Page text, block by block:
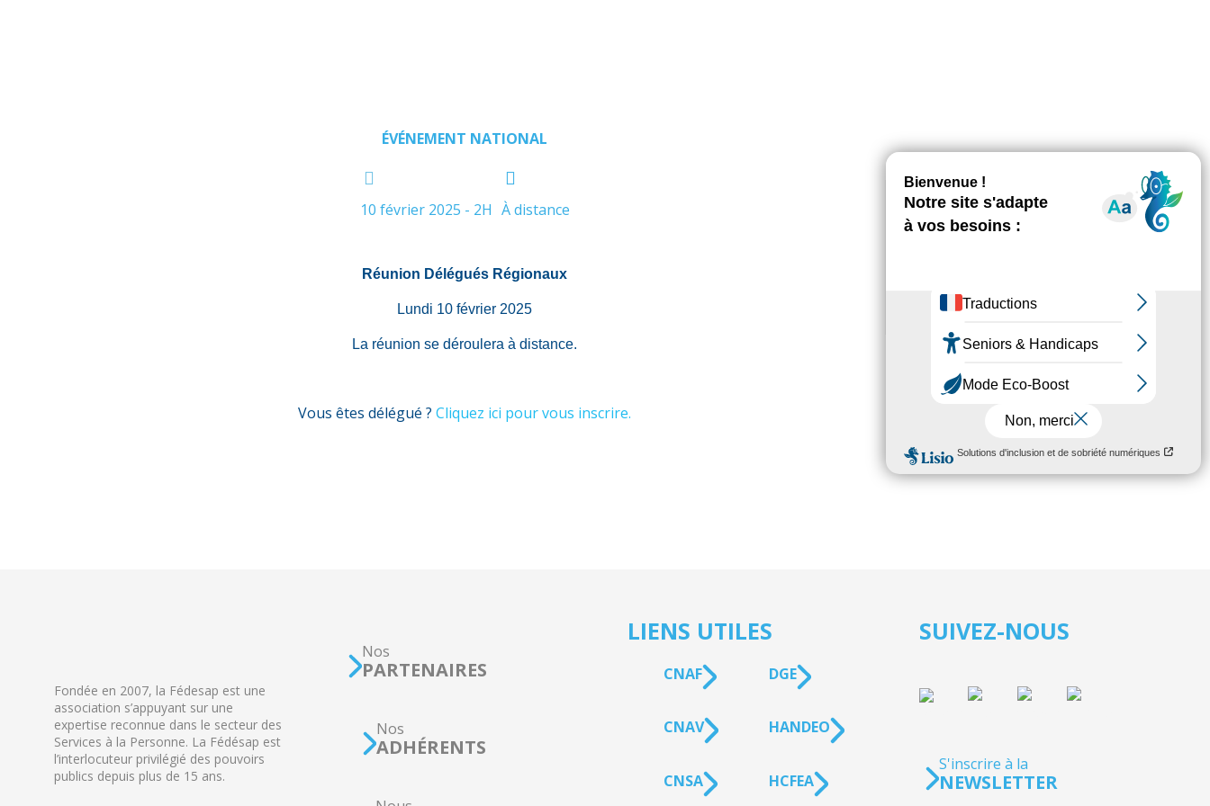
ÉVÉNEMENT NATIONAL
10 février 2025 - 2H À distance
Réunion Délégués Régionaux
Lundi 10 février 2025
La réunion se déroulera à distance.
Vous êtes délégué ?Cliquez ici pour vous inscrire.
Fondée en 2007, la Fédesap est une
association s’appuyant sur une
expertise reconnue dans le secteur des
Services à la Personne. La Fédésap est
l’interlocuteur privilégié des pouvoirs
publics depuis plus de 15 ans.
Nos
PARTENAIRES
Nos
ADHÉRENTS
LIENS UTILES
CNAF
CNAV
CNSA
DGE
HANDEO
HCFEA
SUIVEZ-NOUS
S'inscrire à la
NEWSLETTER